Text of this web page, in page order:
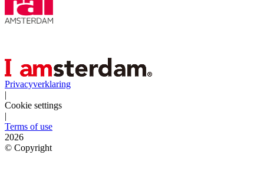
Privacyverklaring
|
Cookie settings
|
Terms of use
2026
© Copyright